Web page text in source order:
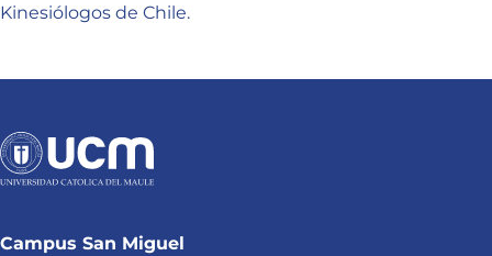
Kinesiólogos de Chile.
Campus San Miguel